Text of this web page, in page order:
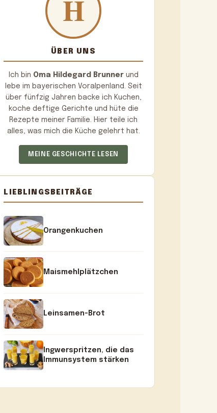
ÜBER UNS
Ich bin Oma Hildegard Brunnerund
lebe im bayerischen Voralpenland. Seit
über fünfzig Jahren backe ich Kuchen,
koche deftige Gerichte und hüte die
Rezepte meiner Familie. Hier teile ich
alles, was mich die Küche gelehrt hat.
MEINE GESCHICHTE LESEN
LIEBLINGSBEITRÄGE
Orangenkuchen
Maismehlplätzchen
Leinsamen-Brot
Ingwerspritzen, die das
Immunsystem stärken